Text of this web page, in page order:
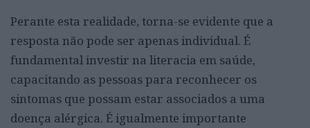
Perante esta realidade, torna-se evidente que a
resposta não pode ser apenas individual. É
fundamental investir na literacia em saúde,
capacitando as pessoas para reconhecer os
sintomas que possam estar associados a uma
doença alérgica. É igualmente importante